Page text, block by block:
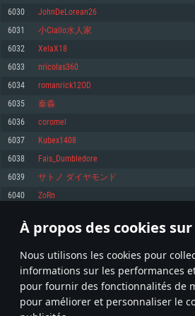
À propos des cookies
Nous utilisons les cookies pour
informations sur les performances
pour fournir des fonctionnalités de
pour améliorer et personnaliser le
Mémoire: 4 GB
Carte graphique supportant DirectX 11: AMD
GeForce GTX 660. La résolution minimale
Connection: Connexion Internet à haut débit
Disque dur: 23.1 Go (client minimal)
Recommandée
1060 et plus, Radeon RX 570 et plus.
Disque dur: 75.9 Go (client complet)
pas supportés)
Mémoire: 6 GB
Carte graphique: Intel Iris Pro 5200 (Mac), ou
résolution minimale supportée par le jeu est
Connection: Connexion Internet à haut débit
Disque dur: 62,2 Go (client minimal)
Recommandée
OS: Mac OS Big Sur 11.0 ou plus récent
Processeur: Core i7 (Les processeurs Intel
Mémoire: 8 GB
Carte graphique: Radeon Vega II ou plus avec
Disque dur: 62,2 Go (client complet)
Mémoire: 4 GB
Carte graphique: NVIDIA 660 avec les
de même pour AMD (La résolution minimale
720p)
Connection: Connexion Internet à haut débit
Disque dur: 62,2 Go (client minimal)
Recommandée
OS: Ubuntu 20.04 64bit
Processeur: Intel Core i7
Mémoire: 8 GB
Carte graphique: NVIDIA 1060 avec les
6 mois et supportant Vulkan
Connection: Connexion Internet à haut débit
Disque dur: 60,2 Go (client complet)
6030 JohnDeLorean26
6031 小Ciallo水人家
6032 XelaX18
6033 nricolas360
6034 romanrick12OD
6035 秦淼
6036 coromel
6037 Kubex1408
6038 Fais_Dumbledore
6039 サトノ ダイヤモンド
6040 ZoRn
* Classement mis à jour quotidiennement
301 302 303